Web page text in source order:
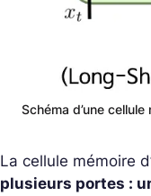
Schéma d’une cellule
La cellule mémoire
plusieurs portes :